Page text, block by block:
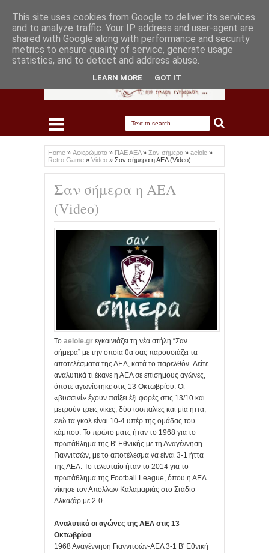
Home » Αφιερώματα » ΠΑΕ ΑΕΛ» Σαν σήμερα » aelole »
Retro Game » Video » Σαν σήμερα η ΑΕΛ (Video)
Σαν σήμερα η ΑΕΛ
(Video)
Το aelole.gr εγκαινιάζει τη νέα στήλη “Σαν
σήμερα” με την οποία θα σας παρουσιάζει τα
αποτελέσματα της ΑΕΛ, κατά το παρελθόν. Δείτε
αναλυτικά τι έκανε η ΑΕΛ σε επίσημους αγώνες,
όποτε αγωνίστηκε στις 13 Οκτωβρίου. Οι
«βυσσινί» έχουν παίξει έξι φορές στις 13/10 και
μετρούν τρεις νίκες, δύο ισοπαλίες και μία ήττα,
ενώ τα γκολ είναι 10-4 υπέρ της ομάδας του
κάμπου. Το πρώτο ματς ήταν το 1968 για το
πρωτάθλημα της Β' Εθνικής με τη Αναγέννηση
Γιαννιτσών, με το αποτέλεσμα να είναι 3-1 ήττα
της ΑΕΛ. Το τελευταίο ήταν το 2014 για το
πρωτάθλημα της Football League, όπου η ΑΕΛ
νίκησε τον Απόλλων Καλαμαριάς στο Στάδιο
Αλκαζάρ με 2-0.
Αναλυτικά οι αγώνες της ΑΕΛ στις 13
Οκτωβρίου
1968 Αναγέννηση Γιαννιτσών-ΑΕΛ 3-1 Β' Εθνική
This site uses cookies from Google to deliver its services
and to analyze traffic. Your IP address and user-agent are
shared with Google along with performance and security
metrics to ensure quality of service, generate usage
statistics, and to detect and address abuse.
LEARN MORE GOT IT